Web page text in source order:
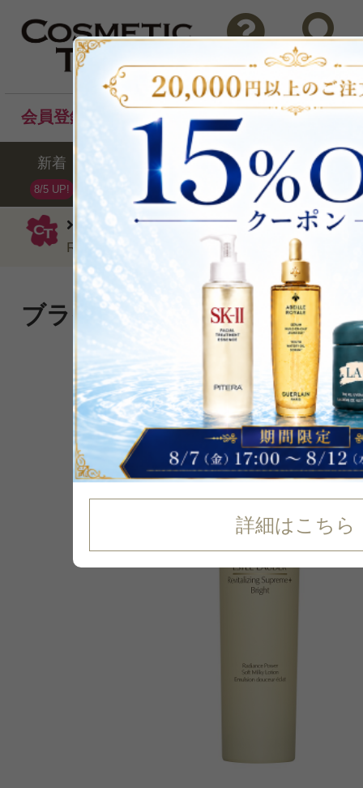
エスティローダー 化粧水
シュープ
RP ミルキー ローション100ml
問い合わせ 検索
会員登録後のお買い物でポイントプレゼント！
新着
8/5 UP!
セール ランキング ブ
詳細はこちら
ブライトニングとエイジング
融合。
P可
25%
OFF